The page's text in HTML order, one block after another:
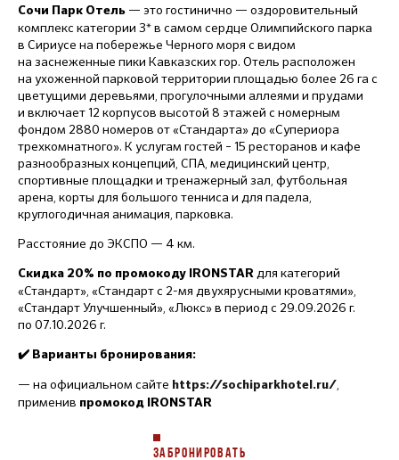
Сочи Парк Отель — это гостинично — оздоровительный
комплекс категории 3* в самом сердце Олимпийского парка
в Сириусе на побережье Черного моря с видом
на заснеженные пики Кавказских гор. Отель расположен
на ухоженной парковой территории площадью более 26 га с
цветущими деревьями, прогулочными аллеями и прудами
и включает 12 корпусов высотой 8 этажей с номерным
фондом 2880 номеров от «Стандарта» до «Супериора
трехкомнатного». К услугам гостей – 15 ресторанов и кафе
разнообразных концепций, СПА, медицинский центр,
спортивные площадки и тренажерный зал, футбольная
арена, корты для большого тенниса и для падела,
круглогодичная анимация, парковка.
Расстояние до ЭКСПО — 4 км.
Скидка 20% по промокоду IRONSTAR для категорий
«Стандарт», «Стандарт с 2-мя двухярусными кроватями»,
«Стандарт Улучшенный», «Люкс» в период с 29.09.2026 г.
по 07.10.2026 г.
✔️ Варианты бронирования:
— на официальном сайте https://sochiparkhotel.ru/
применив промокод IRONSTAR
ЗАБРОНИРОВАТЬ